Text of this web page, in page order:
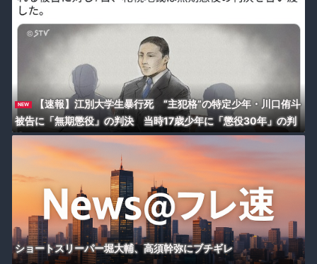
NEW
【速報】江別大学生暴行死 “主犯格”の特定少年・川口侑斗
被告に「無期懲役」の判決 当時17歳少年に「懲役30年」の判
決
ショートスリーパー堀大輔、高須幹弥にブチギレ